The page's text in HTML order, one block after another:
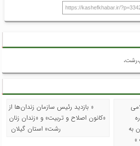
https://kashefkhabar.ir/
به
« بازدید رئیس سازمان زندان‌ها از
«کانون اصلاح و تربیت» و «زندان زنان
رشت» استان گیلان